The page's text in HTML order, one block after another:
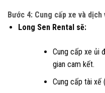
Bước 4: Cung cấp xe và dịch
Long Sen Rental sẽ:
Cung cấp xe ủi
gian cam kết.
Cung cấp tài xế